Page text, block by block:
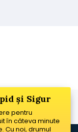
și Sigur
pentru
în câteva minute
Cu noi, drumul